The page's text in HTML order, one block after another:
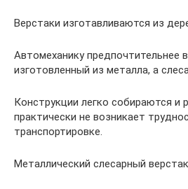
Верстаки изготавливаются из
Автомеханику предпочтительнее
изготовленный из металла, а
Конструкции легко собираются и
практически не возникает
транспортировке.
Металлический слесарный верстак